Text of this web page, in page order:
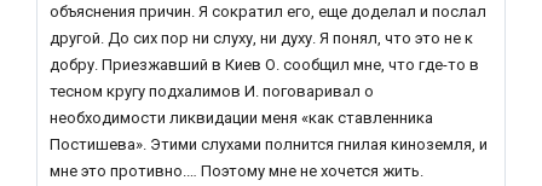
объяснения причин. Я сократил его, еще доделал и послал
другой. До сих пор ни слуху, ни духу. Я понял, что это не к
добру. Приезжавший в Киев О. сообщил мне, что где-то в
тесном кругу подхалимов И. поговаривал о
необходимости ликвидации меня «как ставленника
Постишева». Этими слухами полнится гнилая киноземля, и
мне это противно.… Поэтому мне не хочется жить.